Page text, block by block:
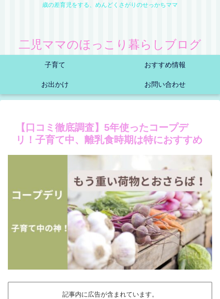
歳の差育児をする、めんどくさがりのせっかちママ
二児ママのほっこり暮らしブログ
子育て おすすめ情報
お出かけ お問い合わせ
【口コミ徹底調査】5年使ったコープデ
リ！子育て中、離乳食時期は特におすすめ
記事内に広告が含まれています。